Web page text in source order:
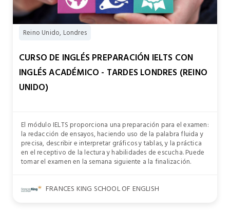
Reino Unido, Londres
CURSO DE INGLÉS PREPARACIÓN IELTS CON
INGLÉS ACADÉMICO - TARDES LONDRES (REINO
UNIDO)
El módulo IELTS proporciona una preparación para el examen:
la redacción de ensayos, haciendo uso de la palabra fluida y
precisa, describir e interpretar gráficos y tablas, y la práctica
en el receptivo de la lectura y habilidades de escucha. Puede
tomar el examen en la semana siguiente a la finalización.
FRANCES KING SCHOOL OF ENGLISH